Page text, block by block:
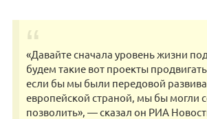
«Давайте сначала уровень жизни
будем такие вот проекты
если бы мы были передовой
европейской страной, мы бы могли
позволить», — сказал он РИА